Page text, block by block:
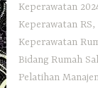
Keperawatan
Keperawatan RS,
Keperawatan
Bidang Rumah
Pelatihan